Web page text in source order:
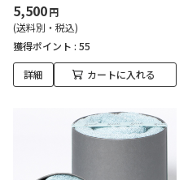
5,500円
(送料別・税込)
獲得ポイント : 55
詳細 カートに入れる